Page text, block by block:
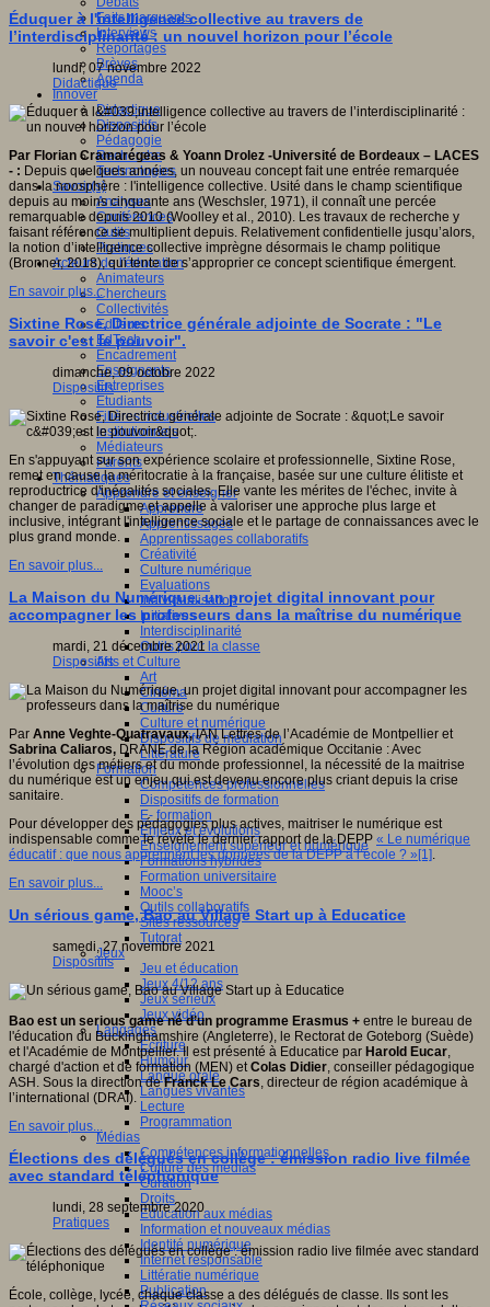
Faits marquants
Interviews
Reportages
Brèves
Agenda
Innover
Didactique
Dispositifs
Pédagogie
Recherche
Technologies
Savoir(s)
Analyses
Conférences
Outils
Pratiques
Acteurs de l'éducation
Animateurs
Chercheurs
Collectivités
Editeurs
EdTech
Encadrement
Enseignants
Entreprises
Etudiants
Filières industrielles
Institutionnels
Médiateurs
Parents
Thématiques
Apprendre et enseigner
Apprendre
Apprentissages
Apprentissages collaboratifs
Créativité
Culture numérique
Evaluations
Individualisation
Initiatives
Interdisciplinarité
Outils pour la classe
Arts et Culture
Art
Cinéma
Culture
Culture et numérique
Dispositifs de médiation
Littérature
Formation
Compétences professionnelles
Dispositifs de formation
E- formation
Enjeux et évolutions
Enseignement supérieur et numérique
Formations hybrides
Formation universitaire
Mooc’s
Outils collaboratifs
Sites ressources
Tutorat
Jeux
Jeu et éducation
Jeux 4/12 ans
Jeux sérieux
Jeux vidéo
Langages
Ecriture
Humour
Langue orale
Langues vivantes
Lecture
Programmation
Médias
Compétences informationnelles
Culture des médias
Curation
Droits
Education aux médias
Information et nouveaux médias
Identité numérique
Internet responsable
Littératie numérique
Publication
Éduquer à l'intelligence collective au travers de
l’interdisciplinarité : un nouvel horizon pour l’école
lundi, 07 novembre 2022
Didactique
Par Florian Cramarégeas & Yoann Drolez -Université de Bordeaux – LACES
- : Depuis quelques années, un nouveau concept fait une entrée remarquée
dans la noosphère : l'intelligence collective. Usité dans le champ scientifique
depuis au moins cinquante ans (Weschsler, 1971), il connaît une percée
remarquable depuis 2010 (Woolley et al., 2010). Les travaux de recherche y
faisant référence se multiplient depuis. Relativement confidentielle jusqu’alors,
la notion d’intelligence collective imprègne désormais le champ politique
(Bronner, 2018), qui tente de s’approprier ce concept scientifique émergent.
En savoir plus...
Sixtine Rose, Directrice générale adjointe de Socrate : "Le
savoir c'est le pouvoir".
dimanche, 09 octobre 2022
Dispositifs
En s'appuyant sur son expérience scolaire et professionnelle, Sixtine Rose,
remet en cause la méritocratie à la française, basée sur une culture élitiste et
reproductrice d'inégalités sociales. Elle vante les mérites de l'échec, invite à
changer de paradigme et appelle à valoriser une approche plus large et
inclusive, intégrant l'intelligence sociale et le partage de connaissances avec le
plus grand monde.
En savoir plus...
La Maison du Numérique, un projet digital innovant pour
accompagner les professeurs dans la maîtrise du numérique
mardi, 21 décembre 2021
Dispositifs
Par Anne Veghte-Quatravaux,IAN Lettres de l’Académie de Montpellier et
Sabrina Caliaros, DRANE de la Région académique Occitanie : Avec
l’évolution des métiers et du monde professionnel, la nécessité de la maitrise
du numérique est un enjeu qui est devenu encore plus criant depuis la crise
sanitaire.
Pour développer des pédagogies plus actives, maitriser le numérique est
indispensable comme le révèle le dernier rapport de la DEPP « Le numérique
éducatif : que nous apprennent les données de la DEPP à l’école ? »[1].
En savoir plus...
Un sérious game, Bao au Village Start up à Educatice
samedi, 27 novembre 2021
Dispositifs
Bao est un serious game né d’un programme Erasmus + entre le bureau de
l'éducation du Buckinghamshire (Angleterre), le Rectorat de Goteborg (Suède)
et l'Académie de Montpellier. Il est présenté à Educatice par Harold Eucar,
chargé d'action et de formation (MEN) etColas Didier, conseiller pédagogique
ASH. Sous la direction deFranck Le Cars, directeur de région académique à
l’international (DRAI).
En savoir plus...
Élections des délégués en collège : émission radio live filmée
avec standard téléphonique
lundi, 28 septembre 2020
Pratiques
École, collège, lycée, chaque classe a des délégués de classe. Ils sont les